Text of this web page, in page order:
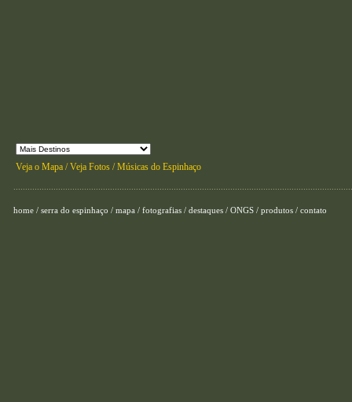
Veja o Mapa /Veja Fotos /Músicas do Espinhaço
home / serra do espinhaço / mapa / fotografias / destaques / ONGS / produtos / contato